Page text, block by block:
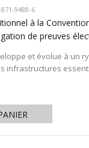
9488-6
à la
de preuves
et évolue à un
infrastructures